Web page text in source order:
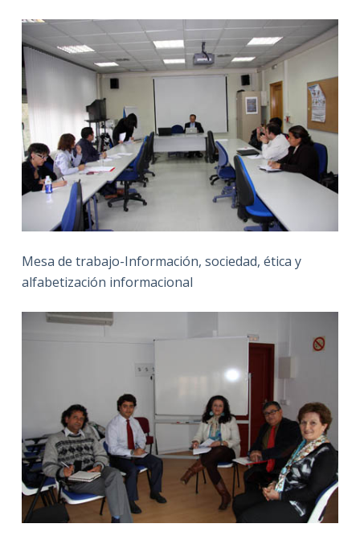
Mesa de trabajo-Información, sociedad, ética y
alfabetización informacional